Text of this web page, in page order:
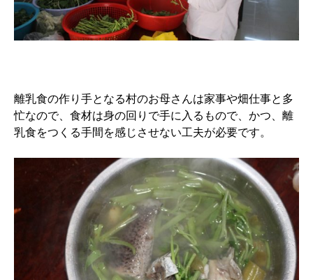
離乳食の作り手となる村のお母さんは家事や畑仕事と多
忙なので、食材は身の回りで手に入るもので、かつ、離
乳食をつくる手間を感じさせない工夫が必要です。